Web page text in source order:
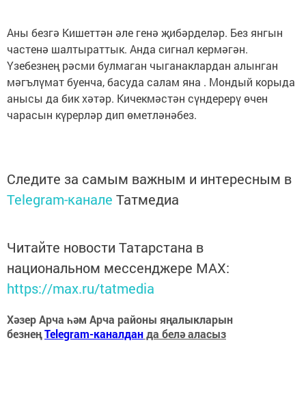
Аны безгә Кишеттән әле генә җибәрделәр. Без янгын
частенә шалтыраттык. Анда сигнал кермәгән.
Үзебезнең рәсми булмаган чыганаклардан алынган
мәгълүмат буенча, басуда салам яна . Мондый корыда
анысы да бик хәтәр. Кичекмәстән сүндерерү өчен
чарасын күрерләр дип өметләнәбез.
Следите за самым важным и интересным в
Telegram-канале Татмедиа
Читайте новости Татарстана в
национальном мессенджере MАХ:
https://max.ru/tatmedia
Хәзер Арча һәм Арча районы яңалыкларын
безнеңTelegram-каналданда белә аласыз